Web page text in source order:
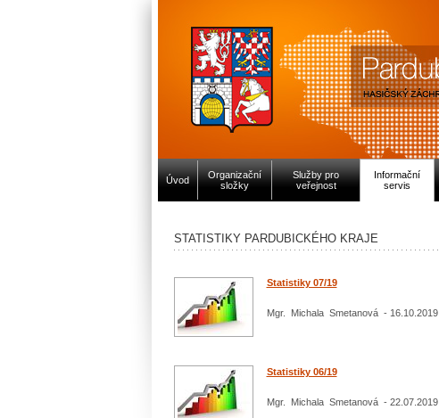
Úvod
Organizační
složky
Služby pro
veřejnost
Informační
servis
STATISTIKY PARDUBICKÉHO KRAJE
Statistiky 07/19
Mgr. Michala Smetanová - 16.10.2019
Statistiky 06/19
Mgr. Michala Smetanová - 22.07.2019